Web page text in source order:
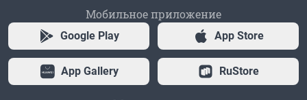
Мобильное приложение
Google Play App Store
App Gallery RuStore